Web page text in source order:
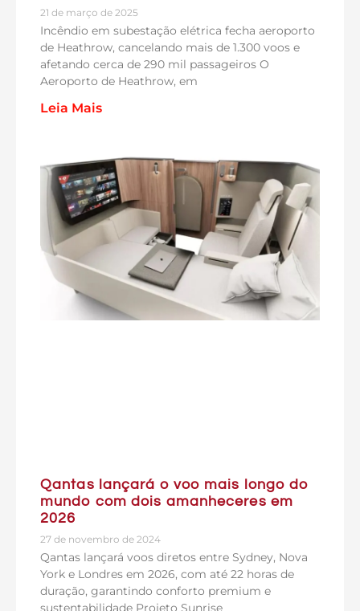
21 de março de 2025
Incêndio em subestação elétrica fecha aeroporto
de Heathrow, cancelando mais de 1.300 voos e
afetando cerca de 290 mil passageiros O
Aeroporto de Heathrow, em
Leia Mais
Qantas lançará o voo mais longo do
mundo com dois amanheceres em
2026
27 de novembro de 2024
Qantas lançará voos diretos entre Sydney, Nova
York e Londres em 2026, com até 22 horas de
duração, garantindo conforto premium e
sustentabilidade Projeto Sunrise